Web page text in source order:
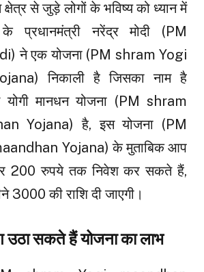
से जुड़े लोगों के भविष्य को ध्यान में
नरेंद्र मोदी (PM
ने एक योजना (PM shram Yogi
निकाली है जिसका नाम है
योगी मानधन योजना (PM shram
Yojana) है, इस योजना (PM
Yojana) के मुताबिक आप
200 रुपये तक निवेश कर सकते हैं,
₹3000 की राशि दी जाएगी।
सकते हैं योजना का लाभ